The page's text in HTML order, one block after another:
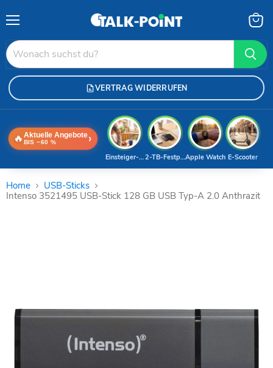
VERTRAG WIDERRUFEN
🔥 Aktuelle Angebote
BIS −60 % ›
E-Scooter
Apple Watch
2-TB-Festplatte
Einsteiger-Handy
Home
USB-Sticks
Intenso 3521495 USB-Stick 128 GB USB Typ-A 2.0 Anthrazit